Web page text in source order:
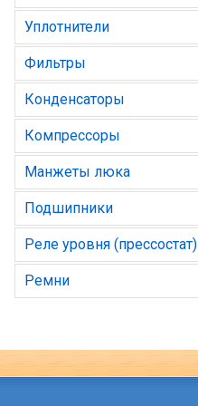
Уплотнители
Фильтры
Конденсаторы
Компрессоры
Манжеты люка
Подшипники
Реле уровня (прессостат)
Ремни